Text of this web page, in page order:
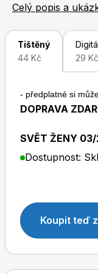
celebritou,
Celý popis a
Tištěný
44 Kč
29 Kč
- předplatné si
DOPRAVA
SVĚT ŽENY
Dostupnost:
Koupit teď